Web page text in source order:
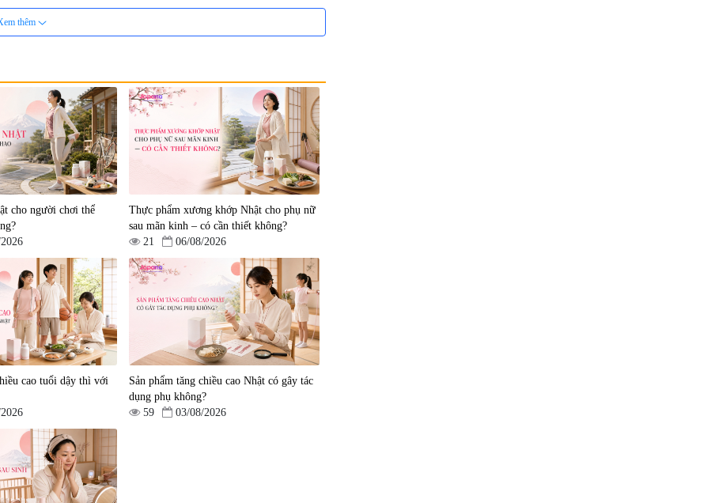
Viên uống bổ gan Ribeto
Shoji Hepaclean 60 viên
Viên uống hỗ trợ cải thiện
thoát vị đĩa đệm Kyoto Has
30 viên
1.600.000 đ
thêm
cho người chơi thể
Thực phẩm xương khớp Nhật cho phụ nữ
sau mãn kinh – có cần thiết không?
21
06/08/2026
cao tuổi dậy thì với
Sản phẩm tăng chiều cao Nhật có gây tác
dụng phụ không?
59
03/08/2026